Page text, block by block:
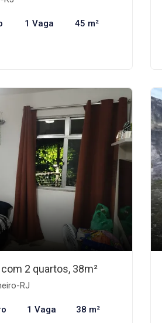
1 Vaga 45 m²
2 quartos, 38m²
RJ
1 Vaga 38 m²